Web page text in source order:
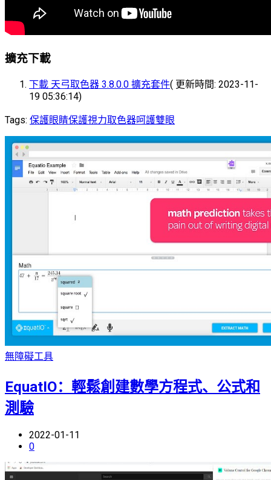
擴充下載
下載 天弓取色器 3.8.0.0 擴充套件( 更新時間: 2023-11-
19 05:36:14)
Tags: 保護眼睛保護視力取色器呵護雙眼
無障礙工具
EquatIO：輕鬆創建數學方程式、公式和
測驗
2022-01-11
0